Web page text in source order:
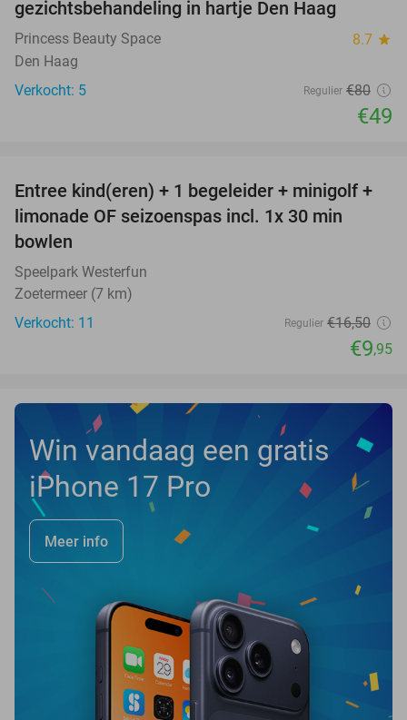
TODAY
gezichtsbehandeling in hartje Den Haag
Princess Beauty Space 8.7 star
Den Haag
Verkocht: 5
Regulier €80
€49
40%
TODAY
Entree kind(eren) + 1 begeleider + minigolf +
limonade OF seizoenspas incl. 1x 30 min
bowlen
Speelpark Westerfun
Zoetermeer (7 km)
Verkocht: 11
Regulier €16,50
€9,95
Win vandaag een gratis
iPhone 17 Pro
Meer info